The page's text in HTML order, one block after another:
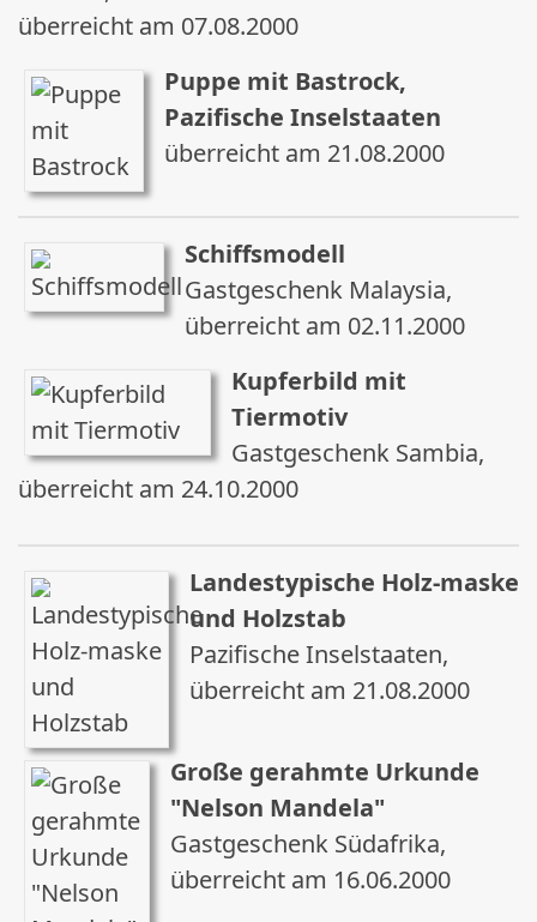
überreicht am 07.08.2000
Puppe mit Bastrock,
Pazifische Inselstaaten
überreicht am 21.08.2000
Schiffsmodell
Gastgeschenk Malaysia,
überreicht am 02.11.2000
Kupferbild mit
Tiermotiv
Gastgeschenk Sambia,
überreicht am 24.10.2000
Landestypische Holz-maske
und Holzstab
Pazifische Inselstaaten,
überreicht am 21.08.2000
Große gerahmte Urkunde
"Nelson Mandela"
Gastgeschenk Südafrika,
überreicht am 16.06.2000